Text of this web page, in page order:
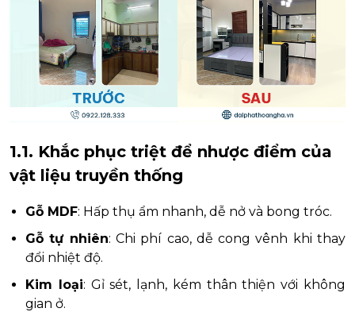
1.1. Khắc phục triệt để nhược điểm của
vật liệu truyền thống
Gỗ MDF: Hấp thụ ẩm nhanh, dễ nở và bong tróc.
Gỗ tự nhiên: Chi phí cao, dễ cong vênh khi thay
đổi nhiệt độ.
Kim loại: Gỉ sét, lạnh, kém thân thiện với không
gian ở.